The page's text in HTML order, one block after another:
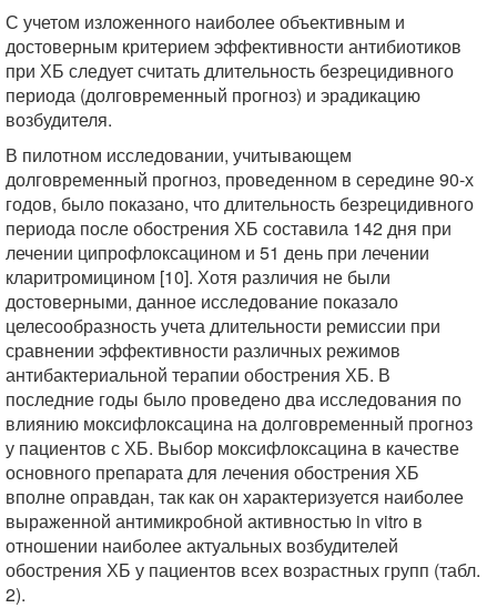
С учетом изложенного наиболее объективным и
достоверным критерием эффективности антибиотиков
при ХБ следует считать длительность безрецидивного
периода (долговременный прогноз) и эрадикацию
возбудителя.
В пилотном исследовании, учитывающем
долговременный прогноз, проведенном в середине 90-х
годов, было показано, что длительность безрецидивного
периода после обострения ХБ составила 142 дня при
лечении ципрофлоксацином и 51 день при лечении
кларитромицином [10]. Хотя различия не были
достоверными, данное исследование показало
целесообразность учета длительности ремиссии при
сравнении эффективности различных режимов
антибактериальной терапии обострения ХБ. В
последние годы было проведено два исследования по
влиянию моксифлоксацина на долговременный прогноз
у пациентов с ХБ. Выбор моксифлоксацина в качестве
основного препарата для лечения обострения ХБ
вполне оправдан, так как он характеризуется наиболее
выраженной антимикробной активностью in vitro в
отношении наиболее актуальных возбудителей
обострения ХБ у пациентов всех возрастных групп (табл.
2).